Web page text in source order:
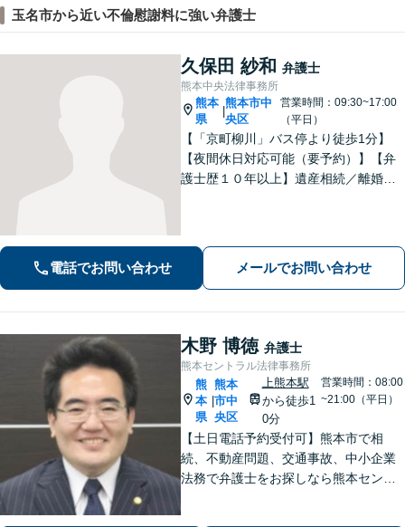
玉名市から近い不倫慰謝料に強い弁護士
久保田 紗和 弁護士
熊本中央法律事務所
熊本
県
熊本市中
央区
営業時間：09:30~17:00
（平日）
【「京町柳川」バス停より徒歩1分】
【夜間休日対応可能（要予約）】【弁
護士歴１０年以上】遺産相続／離婚・
す。お気軽にご相談ください。
電話でお問い合わせ メールでお問い合わせ
木野 博徳 弁護士
熊本セントラル法律事務所
熊
本
県
|
熊本
市中
央区
上熊本駅
から徒歩1
0分
営業時間：08:00
~21:00（平日）
【土日電話予約受付可】熊本市で相
続、不動産問題、交通事故、中小企業
法務で弁護士をお探しなら熊本セント